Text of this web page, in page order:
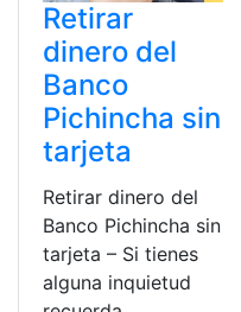
Retirar
dinero del
Banco
Pichincha sin
tarjeta
Retirar dinero del
Banco Pichincha sin
tarjeta – Si tienes
alguna inquietud